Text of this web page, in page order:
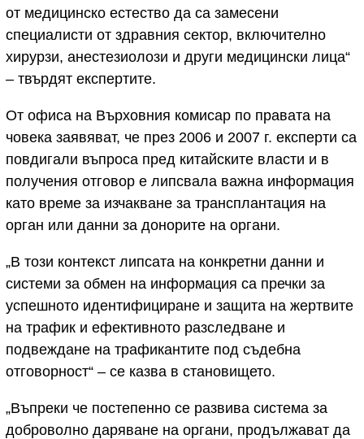
от медицинско естество да са замесени
специалисти от здравния сектор, включително
хирурзи, анестезиолози и други медицински лица“
– твърдят експертите.
От офиса на Върховния комисар по правата на
човека заявяват, че през 2006 и 2007 г. експерти са
повдигали въпроса пред китайските власти и в
получения отговор е липсвала важна информация
като време за изчакване за трансплантация на
орган или данни за донорите на органи.
„В този контекст липсата на конкретни данни и
системи за обмен на информация са пречки за
успешното идентифициране и защита на жертвите
на трафик и ефективното разследване и
подвеждане на трафикантите под съдебна
отговорност“ – се казва в становището.
„Въпреки че постепенно се развива система за
доброволно даряване на органи, продължават да